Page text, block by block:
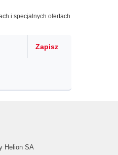
i specjalnych ofertach
Zapisz
Helion SA